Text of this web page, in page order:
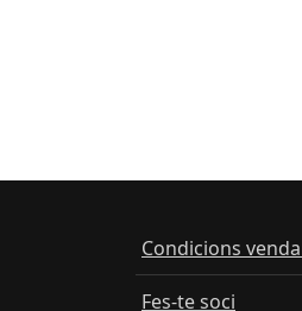
Condicions
Fes-te soci